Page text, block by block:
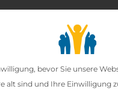
Lehrbetriebesearch
bevor Sie unsere
alt sind und Ihre Einwilligung